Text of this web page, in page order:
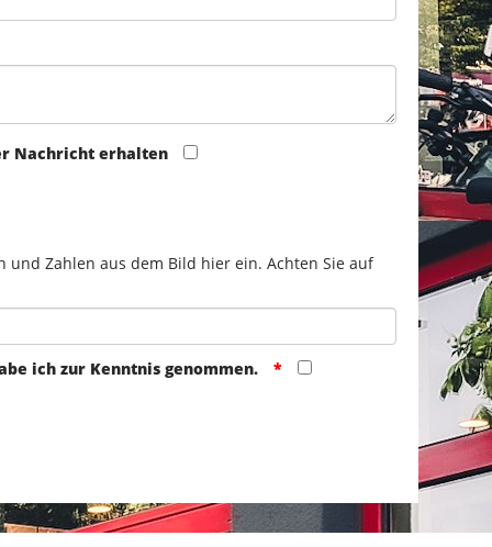
Nachricht erhalten
und Zahlen aus dem Bild hier ein. Achten Sie auf
ich zur Kenntnis genommen.